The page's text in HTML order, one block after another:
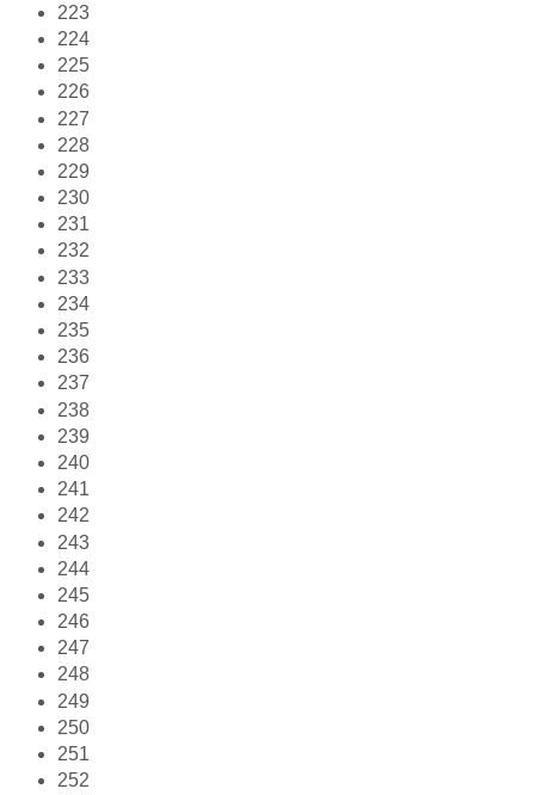
223
224
225
226
227
228
229
230
231
232
233
234
235
236
237
238
239
240
241
242
243
244
245
246
247
248
249
250
251
252